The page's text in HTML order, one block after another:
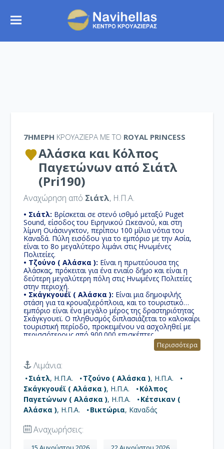
7ΉΜΕΡΗ ΚΡΟΥΑΖΙΕΡΑ ΜΕ ΤΟ ROYAL PRINCESS
Αλάσκα και Κόλπος
Παγετώνων από Σιάτλ
(Pri190)
Αναχώρηση από Σιάτλ, Η.Π.Α.
• Σιάτλ: Βρίσκεται σε στενό ισθμό μεταξύ Puget
Sound, είσοδος του Ειρηνικού Ωκεανού, και στη
λίμνη Ουάσινγκτον, περίπου 100 μίλια νότια του
Καναδά. Πύλη εισόδου για το εμπόριο με την Ασία,
είναι το 8ο μεγαλύτερο λιμάνι στις Ηνωμένες
Πολιτείες.
• Τζούνο ( Αλάσκα ): Eίναι η πρωτεύουσα της
Αλάσκας, πρόκειται για ένα ενιαίο δήμο και είναι η
δεύτερη μεγαλύτερη πόλη στις Ηνωμένες Πολιτείες
στην περιοχή.
• Σκάγκγουέϊ ( Αλάσκα ): Eίναι μια δημοφιλής
στάση για τα κρουαζιερόπλοια, και το τουριστικό
εμπόριο είναι ένα μεγάλο μέρος της δραστηριότητας
Σκάγκγουεϊ. Ο πληθυσμός διπλασιάζεται το καλοκαίρι
τουριστική περίοδο, προκειμένου να ασχοληθεί με
περισσότερους από 900.000 επισκέπτες.
Οι
περισσότεροι επισκέπτες έρχονται στο πάρκο για
μεγάλα κρουαζιερόπλοια τα οποία παραμένουν στον
κόλπο και οι επιβάτες απολαυμβάνουν μοναδικούς
παγετώνες συμπεριλαμβανομένων των θεαματικών
Margerie και Grand Pacific.
• Κέτσικαν ( Αλάσκα ):Κύρια ενασχόληση των
κατοίκων είναι το ψάρεμα σολομού και ίσως θα
μπορέσετε και εσείς να δείτε αυτά τα ψάρια να
παλεύουν αντίθετα στο ρεύμα για να φτάσουν στο
τόπο όπου θα αφήσουν τα αυγά τους και έπειτα θα
πεθάνουν.
επαρχίας της Βρετανικής Κολομβίας. Χτισμένη στο
Περισσότερα
Λιμάνια:
Σιάτλ, Η.Π.Α. Τζούνο ( Αλάσκα ), Η.Π.Α.
Σκάγκγουέϊ ( Αλάσκα ), Η.Π.Α.
Κόλπος
Παγετώνων ( Αλάσκα ), Η.Π.Α.
Κέτσικαν (
Αλάσκα ), Η.Π.Α. Βικτώρια, Καναδάς
Αναχωρήσεις: